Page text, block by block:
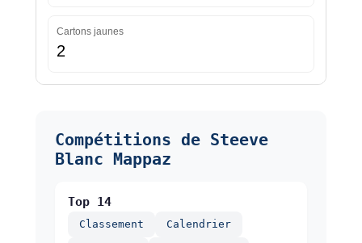
Cartons jaunes
2
Compétitions de Steeve
Blanc Mappaz
Top 14
Classement Calendrier